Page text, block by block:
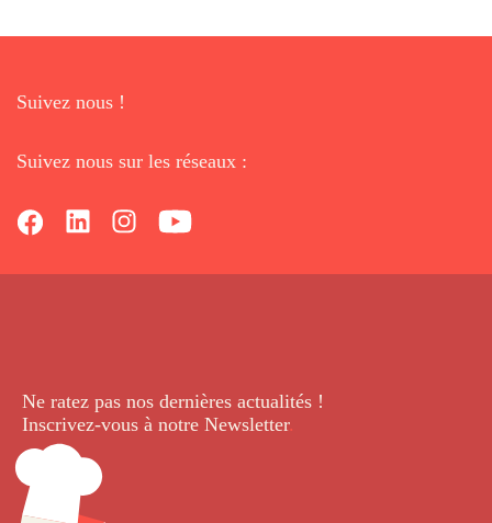
Suivez nous !
Suivez nous sur les réseaux :
Ne ratez pas nos dernières actualités !
Inscrivez-vous à notre Newsletter.